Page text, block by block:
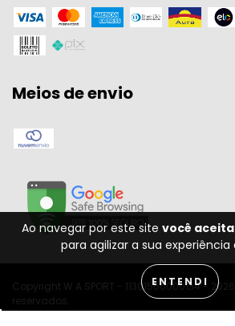
Ao navegar por este site você
para agilizar a sua
ENTENDI
Meios de envio
Copyright W A SPORT - 11301556000134 -
reservados.